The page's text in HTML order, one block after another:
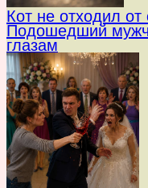
Кот не отходил от
Подошедший
глазам